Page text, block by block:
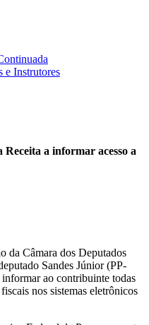
e Instrutores
a informar acesso a
da Câmara dos Deputados
Sandes Júnior (PP-
ao contribuinte todas
nos sistemas eletrônicos